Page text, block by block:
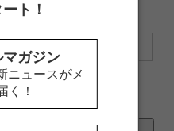
ト！
ガジン
ニュースがメ
く！